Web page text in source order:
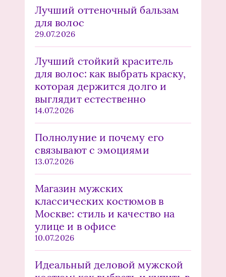
Лучший оттеночный бальзам
для волос
29.07.2026
Лучший стойкий краситель
для волос: как выбрать краску,
которая держится долго и
выглядит естественно
14.07.2026
Полнолуние и почему его
связывают с эмоциями
13.07.2026
Магазин мужских
классических костюмов в
Москве: стиль и качество на
улице и в офисе
10.07.2026
Идеальный деловой мужской